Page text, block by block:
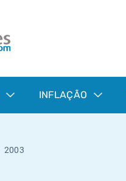
INFLAÇÃO
2003